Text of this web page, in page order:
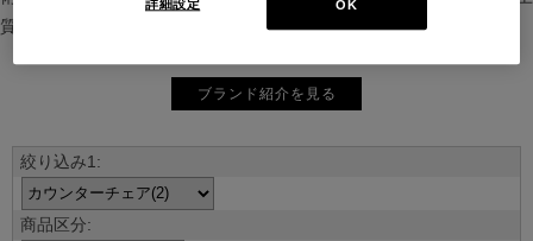
質な暮らしを届けます。
ブランド紹介を見る
OK
詳細設定